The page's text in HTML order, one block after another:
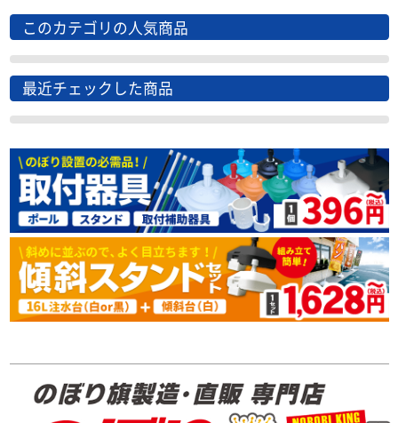
このカテゴリの人気商品
最近チェックした商品